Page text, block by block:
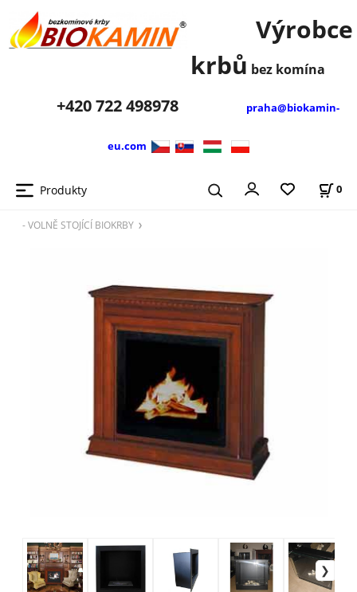
Výrobce
krbů bez komína
+420722 498978 praha@biokamin-
eu.com
Produkty 0
- VOLNĚ STOJÍCÍ BIOKRBY